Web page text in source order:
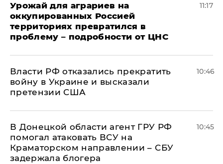
Урожай для аграриев на
оккупированных Россией
территориях превратился в
проблему – подробности от ЦНС
11:17
Власти РФ отказались прекратить
войну в Украине и высказали
претензии США
10:46
В Донецкой области агент ГРУ РФ
помогал атаковать ВСУ на
Краматорском направлении – СБУ
задержала блогера
10:45